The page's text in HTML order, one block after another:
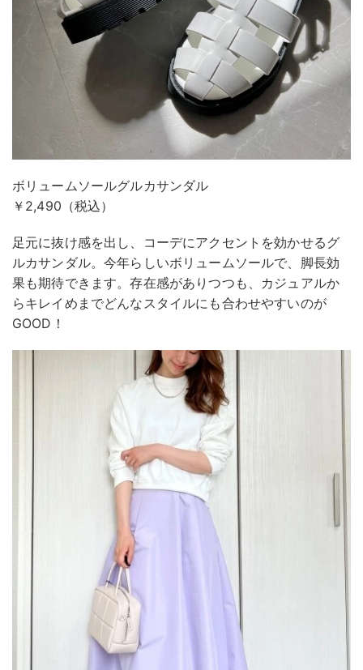
ボリュームソールグルカサンダル
￥2,490（税込）
足元に抜け感を出し、コーデにアクセントを効かせるグ
ルカサンダル。今年らしいボリュームソールで、脚長効
果も期待できます。存在感がありつつも、カジュアルか
らキレイめまでどんなスタイルにも合わせやすいのが
GOOD！